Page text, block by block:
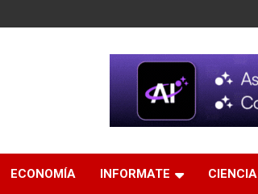
ECONOMÍA INFORMATE CIENCIA